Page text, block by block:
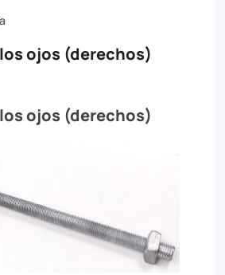
ojos (derechos)
ojos (derechos)